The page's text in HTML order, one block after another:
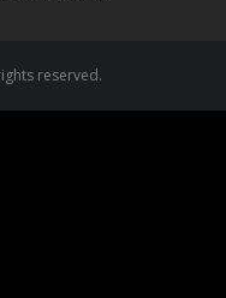
reserved.